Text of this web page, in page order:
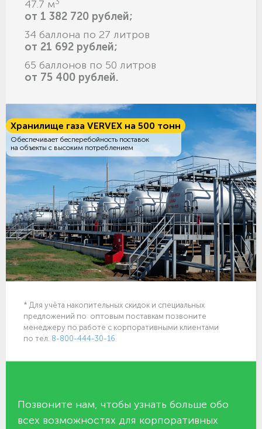
47.7 м
от 1 382 720 рублей;
34 баллона по 27 литров
от 21 692 рублей;
65 баллонов по 50 литров
от 75 400 рублей.
Хранилище газа VERVEX на 500 тонн
Обеспечивает бесперебойность поставок
на объекты с высоким потреблением
* Для учёта накопительных скидок и специальных
предложений по оптовым поставкам позвоните
менеджеру по работе с корпоративными клиентами
по тел. 8-800-444-30-16
Позвоните нам, чтобы узнать больше обо
всех возможностях для корпоративных